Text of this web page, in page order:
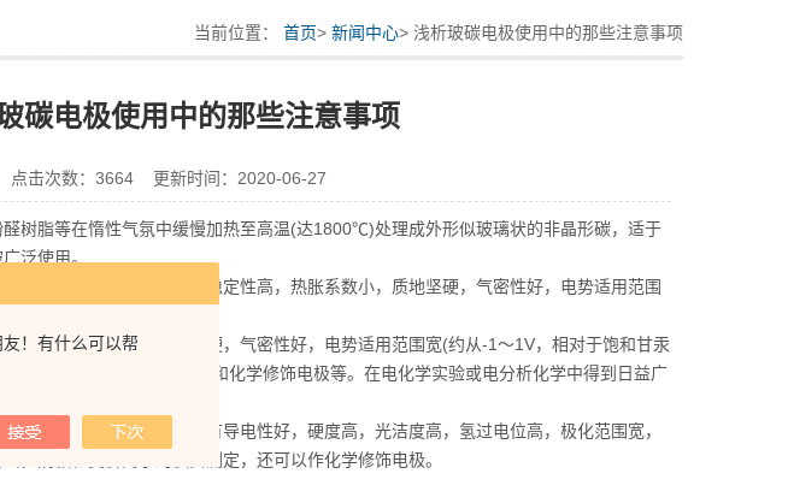
！有什么可以帮
当前位置： 首页> 新闻中心> 浅析玻碳电极使用中的那些注意事项
碳电极使用中的那些注意事项
点击次数：3664 更新时间：2020-06-27
脂等在惰性气氛中缓慢加热至高温(达1800℃)处理成外形似玻璃状的非晶形碳，适于
泛使用。
的优点是导电性好，化学稳定性高，热胀系数小，质地坚硬，气密性好，电势适用范围
圆柱、圆盘等电极形状。
，热胀系数小，质地坚硬，气密性好，电势适用范围宽(约从-1～1V，相对于饱和甘汞
体还可制成汞膜玻碳电极和化学修饰电极等。在电化学实验或电分析化学中得到日益广
种较好的惰性电极，具有导电性好，硬度高，光洁度高，氢过电位高，极化范围宽，
，阴极和变价离子的伏安测定，还可以作化学修饰电极。